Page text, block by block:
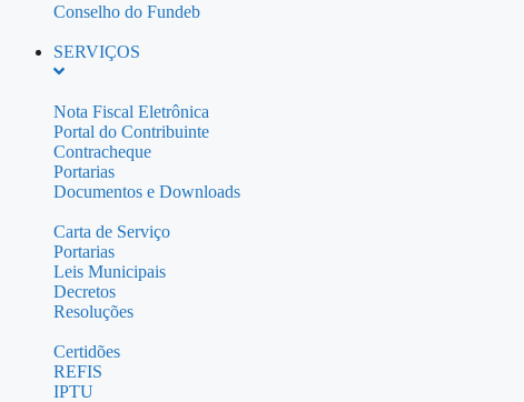
Conselho do Fundeb
SERVIÇOS
Nota Fiscal Eletrônica
Portal do Contribuinte
Contracheque
Portarias
Documentos e Downloads
Carta de Serviço
Portarias
Leis Municipais
Decretos
Resoluções
Certidões
REFIS
IPTU